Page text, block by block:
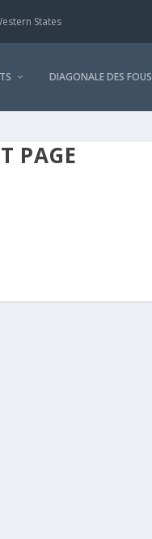
States
DIAGONALE DES FOUS
PAGE